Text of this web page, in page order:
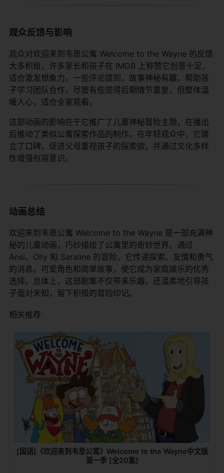
观众反馈与影响
观众对欢迎来到韦恩公寓 Welcome to the Wayne 的反馈
大多积极，许多家长和孩子在 IMDB 上称赞它创意十足，
适合激发想象力。一些评论提到，故事神秘有趣，帮助孩
子学习团队合作，尽管有些觉得后期情节重复，但整体温
暖人心，适合全家观看。
这部动画的影响在于它推广了儿童神秘冒险主题，在播出
后推动了类似公寓探索作品的制作。在年轻观众中，它建
立了口碑，促进父母重视孩子的探索欲，并通过文化多样
性增强包容意识。
动画总结
欢迎来到韦恩公寓 Welcome to the Wayne 是一部充满神
秘的儿童动画，巧妙描绘了公寓里的奇妙世界。通过
Ansi、Olly 和 Saraline 的冒险，它传递探索、友情和勇气
的消息。可爱角色和简单故事，使它成为家庭娱乐的优秀
选择。总体上，这部剧集不仅带来乐趣，还温柔地引导孩
子面对未知，留下积极的冒险印记。
相关推荐:
[国语]《欢迎来到韦恩公寓》Welcome to the Wayne中文版
第一季 [全20集]